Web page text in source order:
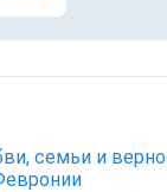
семьи и